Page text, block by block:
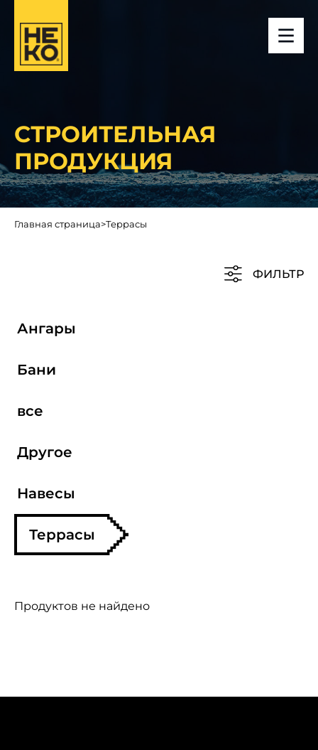
СТРОИТЕЛЬНАЯ
ПРОДУКЦИЯ
Главная страница>Террасы
ФИЛЬТР
Ангары
Бани
все
Другое
Навесы
Террасы
Продуктов не найдено